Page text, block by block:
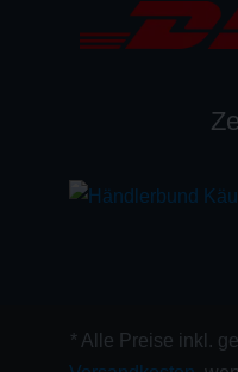
* Alle Preise inkl.